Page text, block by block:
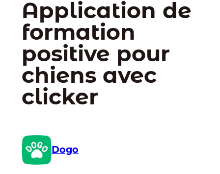
Application de
formation
positive pour
chiens avec
clicker
Dogo